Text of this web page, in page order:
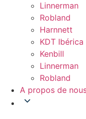
Linnerman
Robland
Harnnett
KDT Ibérica
Kenbill
Linnerman
Robland
A propos de